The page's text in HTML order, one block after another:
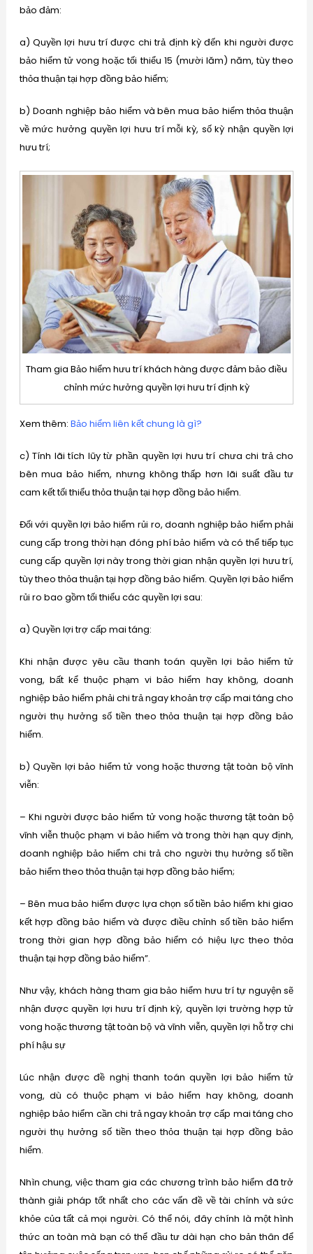
bảo đảm:
a) Quyền lợi hưu trí được chi trả định kỳ đến khi người được
bảo hiểm tử vong hoặc tối thiểu 15 (mười lăm) năm, tùy theo
thỏa thuận tại hợp đồng bảo hiểm;
b) Doanh nghiệp bảo hiểm và bên mua bảo hiểm thỏa thuận
về mức hưởng quyền lợi hưu trí mỗi kỳ, số kỳ nhận quyền lợi
hưu trí;
Tham gia Bảo hiểm hưu trí khách hàng được đảm bảo điều
chỉnh mức hưởng quyền lợi hưu trí định kỳ
Xem thêm: Bảo hiểm liên kết chung là gì?
c) Tính lãi tích lũy từ phần quyền lợi hưu trí chưa chi trả cho
bên mua bảo hiểm, nhưng không thấp hơn lãi suất đầu tư
cam kết tối thiểu thỏa thuận tại hợp đồng bảo hiểm.
Đối với quyền lợi bảo hiểm rủi ro, doanh nghiệp bảo hiểm phải
cung cấp trong thời hạn đóng phí bảo hiểm và có thể tiếp tục
cung cấp quyền lợi này trong thời gian nhận quyền lợi hưu trí,
tùy theo thỏa thuận tại hợp đồng bảo hiểm. Quyền lợi bảo hiểm
rủi ro bao gồm tối thiểu các quyền lợi sau:
a) Quyền lợi trợ cấp mai táng:
Khi nhận được yêu cầu thanh toán quyền lợi bảo hiểm tử
vong, bất kể thuộc phạm vi bảo hiểm hay không, doanh
nghiệp bảo hiểm phải chi trả ngay khoản trợ cấp mai táng cho
người thụ hưởng số tiền theo thỏa thuận tại hợp đồng bảo
hiểm.
b) Quyền lợi bảo hiểm tử vong hoặc thương tật toàn bộ vĩnh
viễn:
– Khi người được bảo hiểm tử vong hoặc thương tật toàn bộ
vĩnh viễn thuộc phạm vi bảo hiểm và trong thời hạn quy định,
doanh nghiệp bảo hiểm chi trả cho người thụ hưởng số tiền
bảo hiểm theo thỏa thuận tại hợp đồng bảo hiểm;
– Bên mua bảo hiểm được lựa chọn số tiền bảo hiểm khi giao
kết hợp đồng bảo hiểm và được điều chỉnh số tiền bảo hiểm
trong thời gian hợp đồng bảo hiểm có hiệu lực theo thỏa
thuận tại hợp đồng bảo hiểm”.
Như vậy, khách hàng tham gia bảo hiểm hưu trí tự nguyện sẽ
nhận được quyền lợi hưu trí định kỳ, quyền lợi trường hợp tử
vong hoặc thương tật toàn bộ và vĩnh viễn, quyền lợi hỗ trợ chi
phí hậu sự
Lúc nhận được đề nghị thanh toán quyền lợi bảo hiểm tử
vong, dù có thuộc phạm vi bảo hiểm hay không, doanh
nghiệp bảo hiểm cần chi trả ngay khoản trợ cấp mai táng cho
người thụ hưởng số tiền theo thỏa thuận tại hợp đồng bảo
hiểm.
Nhìn chung, việc tham gia các chương trình bảo hiểm đã trở
thành giải pháp tốt nhất cho các vấn đề về tài chính và sức
khỏe của tất cả mọi người. Có thể nói, đây chính là một hình
thức an toàn mà bạn có thể đầu tư dài hạn cho bản thân để